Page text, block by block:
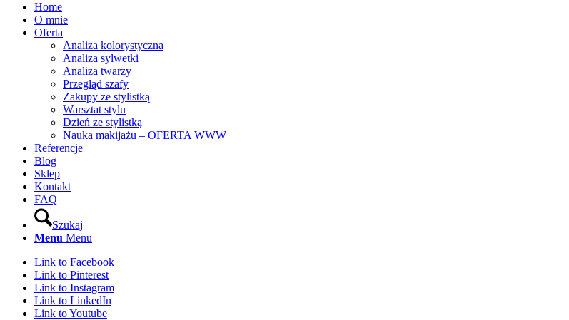
Home
O mnie
Oferta
Analiza kolorystyczna
Analiza sylwetki
Analiza twarzy
Przegląd szafy
Zakupy ze stylistką
Warsztat stylu
Dzień ze stylistką
Nauka makijażu – OFERTA WWW
Referencje
Blog
Sklep
Kontakt
FAQ
Szukaj
Menu Menu
Link to Facebook
Link to Pinterest
Link to Instagram
Link to LinkedIn
Link to Youtube